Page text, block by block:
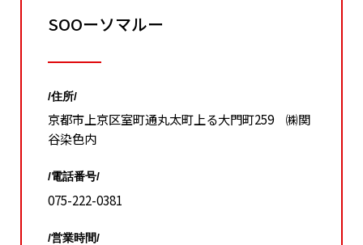
SOOーソマルー
/住所/
京都市上京区室町通丸太町上る大門町259 ㈱関
谷染色内
/電話番号/
075-222-0381
/営業時間/